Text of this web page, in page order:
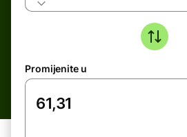
Promijenite u